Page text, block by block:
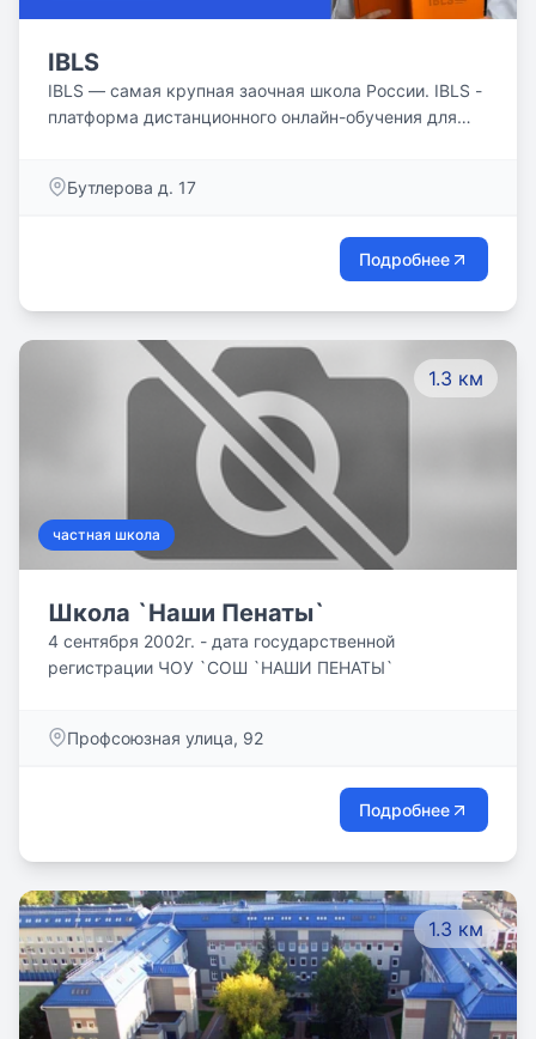
IBLS
IBLS — самая крупная заочная школа России. IBLS -
платформа дистанционного онлайн-обучения для
полноценное среднее образование и аттестации с 1-
Бутлерова д. 17
Подробнее
1.3 км
частная школа
Школа `Наши Пенаты`
4 сентября 2002г. - дата государственной
регистрации ЧОУ `СОШ `НАШИ ПЕНАТЫ`
Профсоюзная улица, 92
Подробнее
1.3 км